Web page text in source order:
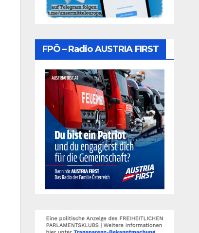
FPÖ – Radio AUSTRIA FIRST